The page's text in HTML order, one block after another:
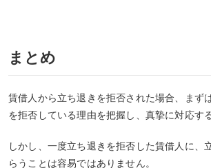
まとめ
賃借人から立ち退きを拒否された場合、まず
を拒否している理由を把握し、真摯に対応す
しかし、一度立ち退きを拒否した賃借人に、
らうことは容易ではありません。